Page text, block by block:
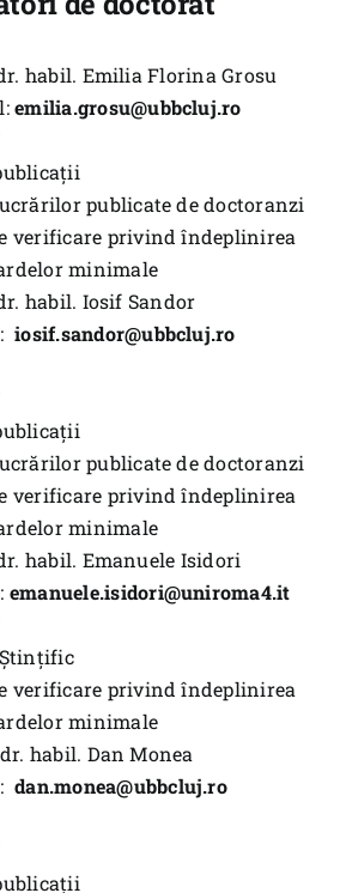
habil. Emilia Florina Grosu
emilia.grosu@ubbcluj.ro
publicate de doctoranzi
verificare privind îndeplinirea
minimale
habil. Iosif Sandor
iosif.sandor@ubbcluj.ro
publicate de doctoranzi
verificare privind îndeplinirea
minimale
habil. Emanuele Isidori
emanuele.isidori@uniroma4.it
verificare privind îndeplinirea
minimale
habil. Dan Monea
dan.monea@ubbcluj.ro